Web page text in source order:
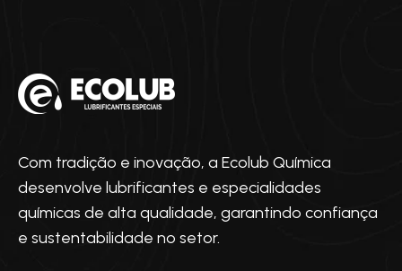
Com tradição e inovação, a Ecolub Química
desenvolve lubrificantes e especialidades
químicas de alta qualidade, garantindo confiança
e sustentabilidade no setor.